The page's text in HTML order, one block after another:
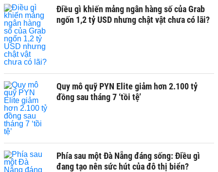
Điều gì khiến mảng ngân hàng số của Grab
ngốn 1,2 tỷ USD nhưng chật vật chưa có lãi?
Quy mô quỹ PYN Elite giảm hơn 2.100 tỷ
đồng sau tháng 7 ‘tồi tệ’
Phía sau một Đà Nẵng đáng sống: Điều gì
đang tạo nên sức hút của đô thị biển?